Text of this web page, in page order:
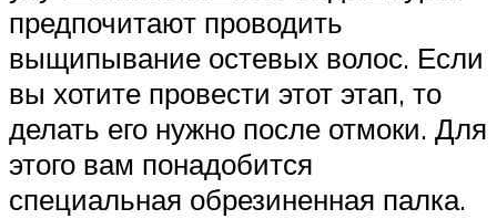
предпочитают проводить
выщипывание остевых волос. Если
вы хотите провести этот этап, то
делать его нужно после отмоки. Для
этого вам понадобится
специальная обрезиненная палка.